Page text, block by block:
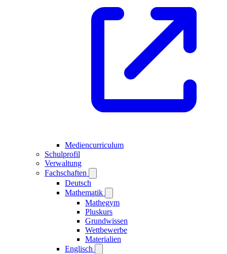
Mediencurriculum
Schulprofil
Verwaltung
Fachschaften
Deutsch
Mathematik
Mathegym
Pluskurs
Grundwissen
Wettbewerbe
Materialien
Englisch